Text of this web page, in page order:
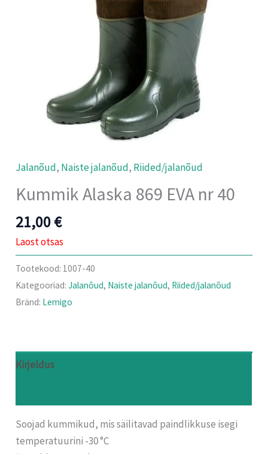
Jalanõud, Naiste jalanõud, Riided/jalanõud
Kummik Alaska 869 EVA nr 40
21,00€
Laost otsas
Tootekood: 1007-40
Kategooriad:Jalanõud, Naiste jalanõud, Riided/jalanõud
Bränd: Lemigo
Kirjeldus
Soojad kummikud, mis säilitavad paindlikkuse isegi
temperatuurini -30 °C